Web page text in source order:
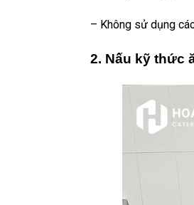
– Không sử dụng
2. Nấu kỹ thức